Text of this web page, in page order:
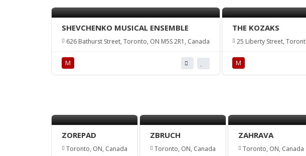
SHEVCHENKO MUSICAL ENSEMBLE
626 Bathurst Street, Toronto, ON M5S 2R1, Canada
М
THE KOZAKS
25 Liberty Street,
М
ZOREPAD
Toronto, ON, Canada
ZBRUCH
Toronto, ON, Canada
ZAHRAVA
Toronto, ON, Canada